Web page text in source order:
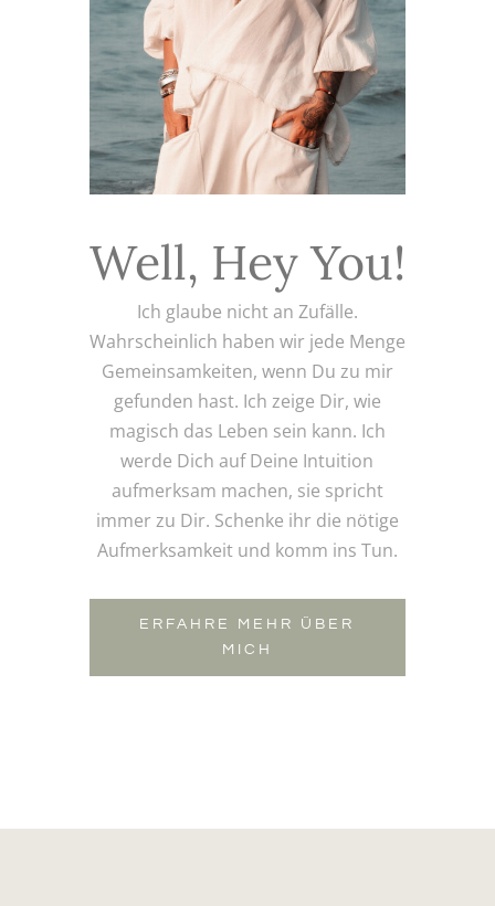
Well, Hey You!
Ich glaube nicht an Zufälle.
Wahrscheinlich haben wir jede Menge
Gemeinsamkeiten, wenn Du zu mir
gefunden hast. Ich zeige Dir, wie
magisch das Leben sein kann. Ich
werde Dich auf Deine Intuition
aufmerksam machen, sie spricht
immer zu Dir. Schenke ihr die nötige
Aufmerksamkeit und komm ins Tun.
ERFAHRE MEHR ÜBER
MICH